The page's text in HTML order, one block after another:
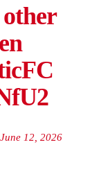
June 12, 2026